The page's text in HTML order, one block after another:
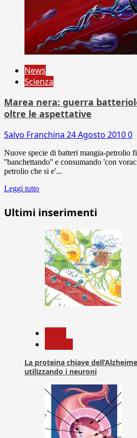
News
Scienza
Marea nera: guerra
oltre le aspettative
Salvo Franchina 24 Agosto 20100
Nuove specie di batteri mangia-petrolio
''banchettando'' e consumando 'con
petrolio che si e'...
Leggi tutto
Ultimi inserimenti
La proteina chiave
utilizzando i neuroni